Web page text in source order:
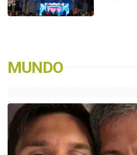
MUNDO